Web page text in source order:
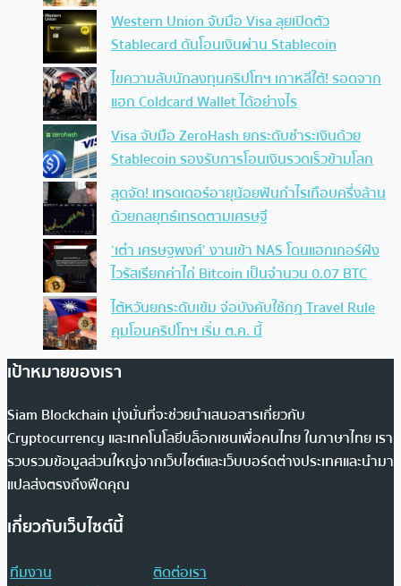
Western Union จับมือ Visa ลุยเปิดตัว
Stablecard ดันโอนเงินผ่าน Stablecoin
ไขความลับนักลงทุนคริปโทฯ เกาหลีใต้! รอดจาก
แฮก Coldcard Wallet ได้อย่างไร
Visa จับมือ ZeroHash ยกระดับชำระเงินด้วย
Stablecoin รองรับการโอนเงินรวดเร็วข้ามโลก
สุดจัด! เทรดเดอร์อายุน้อยฟันกำไรเกือบครึ่งล้าน
ด้วยกลยุทธ์เทรดตามเศรษฐี
‘เต๋า เศรษฐพงศ์’ งานเข้า NAS โดนแฮกเกอร์ฝัง
ไวรัสเรียกค่าไถ่ Bitcoin เป็นจำนวน 0.07 BTC
ไต้หวันยกระดับเข้ม จ่อบังคับใช้กฏ Travel Rule
คุมโอนคริปโทฯ เริ่ม ต.ค. นี้
เป้าหมายของเรา
Siam Blockchain มุ่งมั่นที่จะช่วยนำเสนอสารเกี่ยวกับ
Cryptocurrency และเทคโนโลยีบล็อกเชนเพื่อคนไทย ในภาษาไทย เรา
รวบรวมข้อมูลส่วนใหญ่จากเว็บไซต์และเว็บบอร์ดต่างประเทศและนำมา
แปลส่งตรงถึงฟีดคุณ
เกี่ยวกับเว็บไซต์นี้
ทีมงาน
ติดต่อเรา